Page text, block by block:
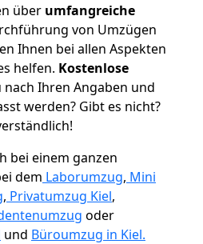
über umfangreiche
von Umzügen
Ihnen bei allen Aspekten
helfen. Kostenlose
nach Ihren Angaben und
werden? Gibt es nicht?
bei einem ganzen
dem Laborumzug, Mini
, Privatumzug Kiel,
oder
und Büroumzug in Kiel.